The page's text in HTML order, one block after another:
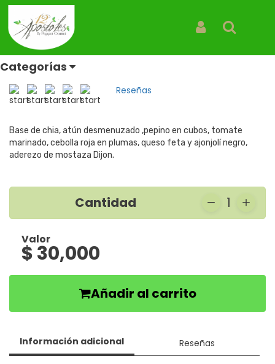
Categorías
Inicio Productos
Bowls Saludables Athenas
Bowl
REF: BOWLS SALUDABLES ATHENAS
Reseñas
Base de chia, atún desmenuzado ,pepino en cubos, tomate
marinado, cebolla roja en plumas, queso feta y ajonjolí negro,
aderezo de mostaza Dijon.
Cantidad 1
Valor
$ 30,000
Añadir al carrito
Información adicional Reseñas